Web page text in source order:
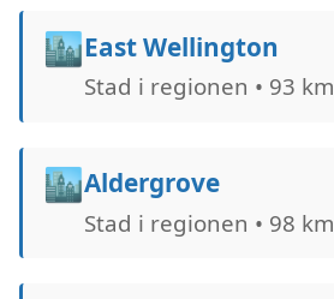
🏙️East Wellington
Stad i regionen • 93 km
🏙️Aldergrove
Stad i regionen • 98 km